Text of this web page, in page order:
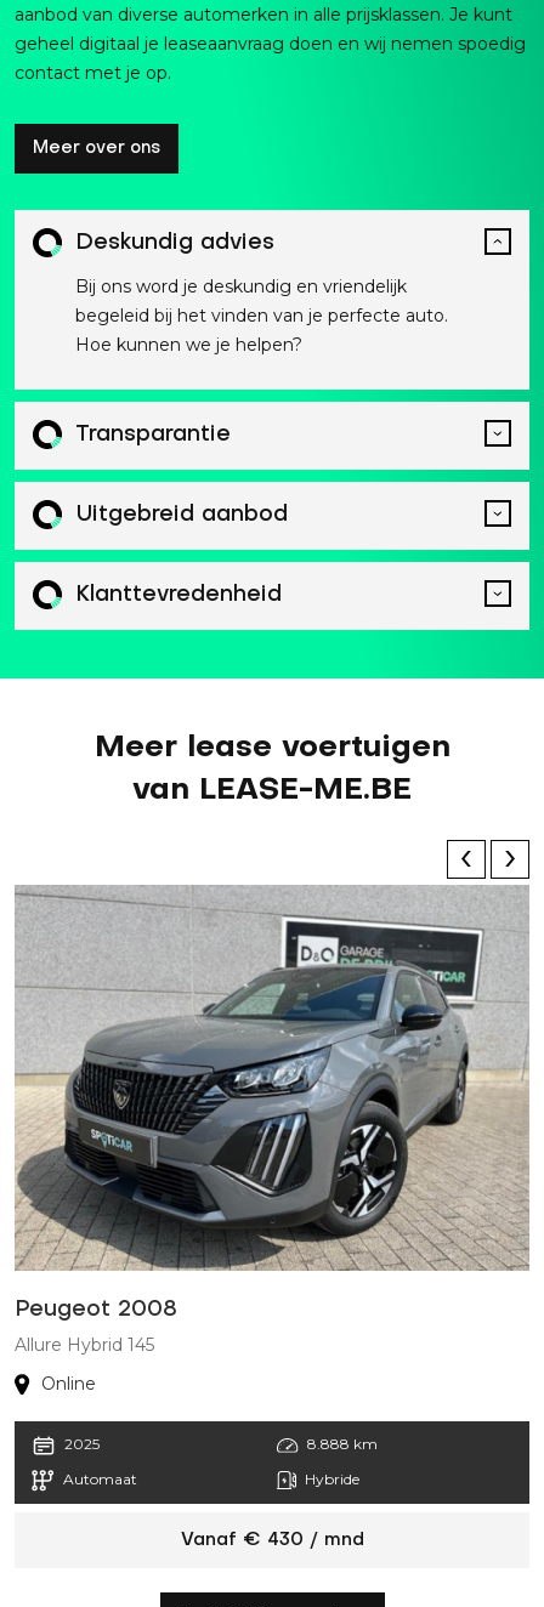
aanbod van diverse automerken in alle prijsklassen. Je kunt
geheel digitaal je leaseaanvraag doen en wij nemen spoedig
contact met je op.
Meer over ons
Deskundig advies
Bij ons word je deskundig en vriendelijk
begeleid bij het vinden van je perfecte auto.
Hoe kunnen we je helpen?
Transparantie
Uitgebreid aanbod
Klanttevredenheid
Meer lease voertuigen
van LEASE-ME.BE
Peugeot 2008
Allure Hybrid 145
Online
2025
8.888 km
Automaat
Hybride
Vanaf € 430 / mnd